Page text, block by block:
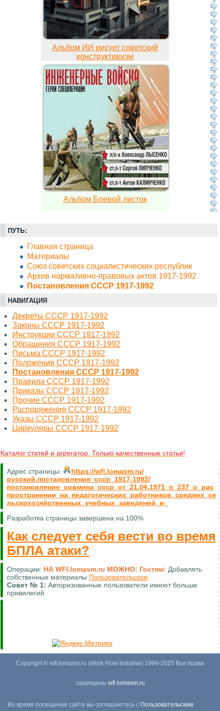
Альбом ИИ рисует советский
конструктивизм
Альбом Боевой листок
ПУТЬ:
Главная страница
Материалы
Союз советских социалистических республик
Архив нормативно-правовых актов 1917-1992
Постановления СССР 1917-1992
НАВИГАЦИЯ
Декреты СССР 1917-1992
Законы СССР 1917-1992
Инструкции СССР 1917-1992
Обращения СССР 1917-1992
Письма СССР 1917-1992
Положения СССР 1917-1992
Постановления СССР 1917-1992
Правила СССР 1917-1992
Приказы СССР 1917-1992
Прочие СССР 1917-1992
Распоряжения СССР 1917-1992
Указы СССР 1917-1992
Циркуляры СССР 1917-1992
Каталог статей и агрегатор. Только качественные статьи!
Адрес страницы:
https://wfi.lomasm.ru/
русский.постановления_ссср_1917-1992/
постановление_совмина_ссср_от_21.04.1971_n_237_о_рас
пространении_на_педагогических_работников_средних_се
льскохозяйственных_учебных_заведений_и_
Разработка страницы завершена на 100%
Как следует себя вести во время
БПЛА атаки?
Операции: НА WFI.lomasm.ru МОЖНО: Гостям: Добавлять
собственные материалы Пользовательское
Совет № 1: Авторизованные пользователи имеют больше
привилегий
Copyright © wfi.lomasm.ru (Work Flow Initiative) 1999-2025 Все права
защищены wfi.lomasm.ru
Во время посещения сайта вы соглашаетесь с Пользовательским